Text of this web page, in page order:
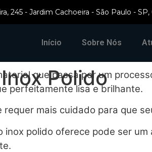
245 - Jardim Cachoeira - São Paulo - SP,
Início Sobre Nós
Polido
que passa por um
perfeitamente lisa e brilhante.
requer mais cuidado para que
inox polido oferece pode ser